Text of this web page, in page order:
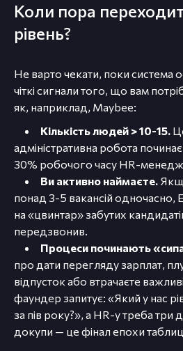
Коли пора
рівень?
Не варто чекати, поки система
чіткі сигнали того, що вам
як, наприклад, Maybee:
Кількість людей > 10-15.
адміністративна робота
30% робочого часу HR-
Ви активно наймаєте.
понад 3-5 вакансій одночасно,
на «цвинтар» забутих
передзвонив.
Процеси починають
про дати перегляду зарплат,
відпусток або втрачаєте
фаундер запитує: «Який у нас
за пів року?», а HR-у треба
докупи — це фінал епохи